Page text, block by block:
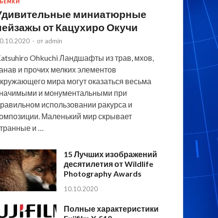
миниатюрные
от Кацухиро Окучи
- от admin
Ohkuchi Ландшафты из трав, мхов,
и прочих мелких элементов
мира могут оказаться весьма
и монументальными при
использовании ракурса и
Маленький мир скрывает
и …
15 Лучших изображений
десятилетия от Wildlife
Photography Awards
10.10.2020
Полные характеристики